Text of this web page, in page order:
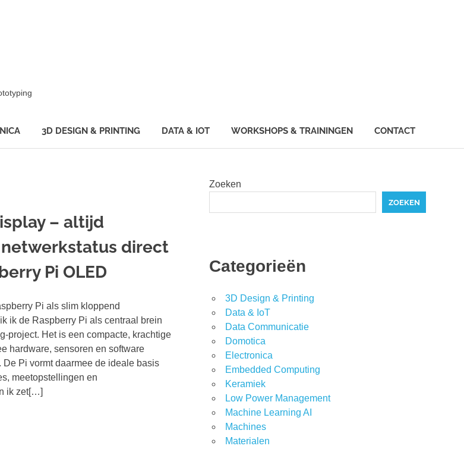
3D DESIGN & PRINTING DATA & IOT WORKSHOPS & TRAININGEN CONTACT
– altijd
direct
Pi OLED
Pi als slim kloppend
ik de Raspberry Pi als centraal brein
project. Het is een compacte, krachtige
hardware, sensoren en software
Pi vormt daarmee de ideale basis
meetopstellingen en
ik zet[…]
Zoeken
ZOEKEN
Categorieën
3D Design & Printing
Data & IoT
Data Communicatie
Domotica
Electronica
Embedded Computing
Keramiek
Low Power Management
Machine Learning AI
Machines
Materialen